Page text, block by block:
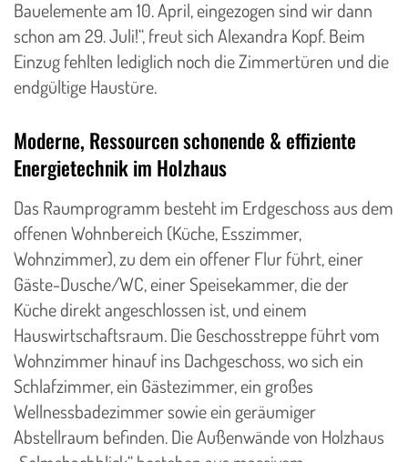
Bauelemente am 10. April, eingezogen sind wir dann
schon am 29. Juli!“, freut sich Alexandra Kopf. Beim
Einzug fehlten lediglich noch die Zimmertüren und die
endgültige Haustüre.
Moderne, Ressourcen schonende & effiziente
Energietechnik im Holzhaus
Das Raumprogramm besteht im Erdgeschoss aus dem
offenen Wohnbereich (Küche, Esszimmer,
Wohnzimmer), zu dem ein offener Flur führt, einer
Gäste-Dusche/WC, einer Speisekammer, die der
Küche direkt angeschlossen ist, und einem
Hauswirtschaftsraum. Die Geschosstreppe führt vom
Wohnzimmer hinauf ins Dachgeschoss, wo sich ein
Schlafzimmer, ein Gästezimmer, ein großes
Wellnessbadezimmer sowie ein geräumiger
Abstellraum befinden. Die Außenwände von Holzhaus